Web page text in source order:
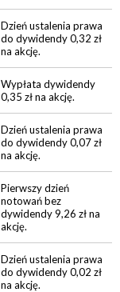
Dzień ustalenia prawa
do dywidendy 0,32 zł
na akcję.
Wypłata dywidendy
0,35 zł na akcję.
Dzień ustalenia prawa
do dywidendy 0,07 zł
na akcję.
Pierwszy dzień
notowań bez
dywidendy 9,26 zł na
akcję.
Dzień ustalenia prawa
do dywidendy 0,02 zł
na akcję.